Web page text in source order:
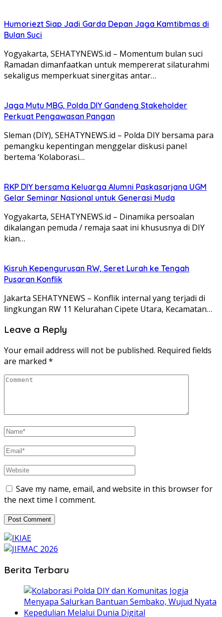
Humoriezt Siap Jadi Garda Depan Jaga Kamtibmas di
Bulan Suci
Yogyakarta, SEHATYNEWS.id – Momentum bulan suci
Ramadan dimanfaatkan untuk mempererat silaturahmi
sekaligus memperkuat sinergitas antar…
Jaga Mutu MBG, Polda DIY Gandeng Stakeholder
Perkuat Pengawasan Pangan
Sleman (DIY), SEHATYNEWS.id – Polda DIY bersama para
pemangku kepentingan menggelar diskusi panel
bertema ‘Kolaborasi…
RKP DIY bersama Keluarga Alumni Paskasarjana UGM
Gelar Seminar Nasional untuk Generasi Muda
Yogyakarta, SEHATYNEWS.id – Dinamika persoalan
dikalangan pemuda / remaja saat ini khususnya di DIY
kian…
Kisruh Kepengurusan RW, Seret Lurah ke Tengah
Pusaran Konflik
Jakarta SEHATYNEWS – Konflik internal yang terjadi di
lingkungan RW 11 Kelurahan Cipete Utara, Kecamatan…
Leave a Reply
Your email address will not be published. Required fields
are marked *
Save my name, email, and website in this browser for
the next time I comment.
Berita Terbaru